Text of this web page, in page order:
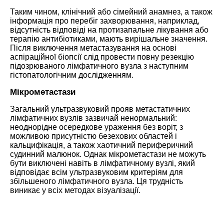
Таким чином, клінічний або сімейний анамнез, а також
інформація про перебіг захворювання, наприклад,
відсутність відповіді на протизапальне лікування або
терапію антибіотиками, мають вирішальне значення.
Після виключення метастазування на основі
аспіраційної біопсії слід провести повну резекцію
підозрюваного лімфатичного вузла з наступним
гістопатологічним дослідженням.
Мікрометастази
Загальний ультразвуковий прояв метастатичних
лімфатичних вузлів зазвичай ненормальний:
неоднорідне осередкове ураження без воріт, з
можливою присутністю безехових областей і
кальцифікація, а також хаотичний периферичний
судинний малюнок. Однак мікрометастази не можуть
бути виключені навіть в лімфатичному вузлі, який
відповідає всім ультразвуковим критеріям для
збільшеного лімфатичного вузла. Ця трудність
виникає у всіх методах візуалізації.